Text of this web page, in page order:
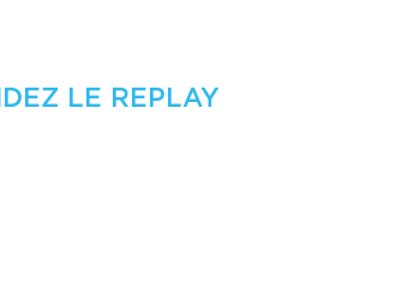
LE REPLAY